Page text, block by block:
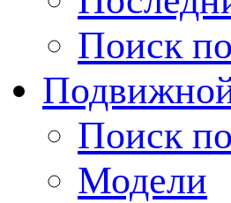
Поиск
Поиск
Модели